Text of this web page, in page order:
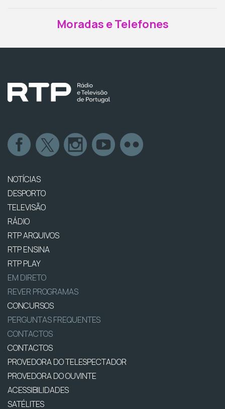
Moradas e Telefones
NOTÍCIAS
DESPORTO
TELEVISÃO
RÁDIO
RTP ARQUIVOS
RTP ENSINA
RTP PLAY
EM DIRETO
REVER PROGRAMAS
CONCURSOS
PERGUNTAS FREQUENTES
CONTACTOS
CONTACTOS
PROVEDORA DO TELESPECTADOR
PROVEDORA DO OUVINTE
ACESSIBILIDADES
SATÉLITES